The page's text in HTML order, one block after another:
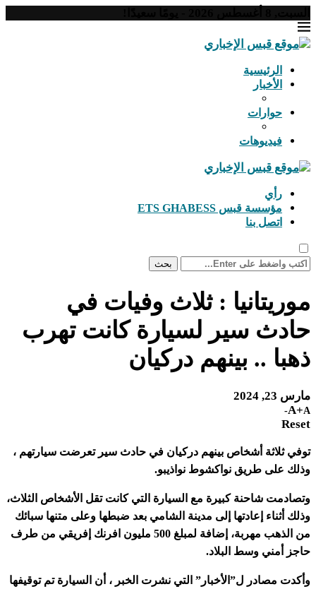
الرئيسية
الأخبار
حوارات
فيديوهات
رأي
مؤسسة قبس ETS GHABESS
اتصل بنا
بحث
موريتانيا : ثلاث وفيات في
حادث سير لسيارة كانت تهرب
ذهبا .. بينهم دركيان
مارس 23, 2024
A+A-
Reset
توفي ثلاثة أشخاص بينهم دركيان في حادث سير تعرضت سيارتهم ،
وذلك على طريق نواكشوط نواذيبو.
وتصادمت شاحنة كبيرة مع السيارة التي كانت تقل الأشخاص الثلاث،
وذلك أثناء إعادتها إلى مدينة الشامي بعد ضبطها وعلى متنها سبائك
من الذهب مهربة، إضافة لمبلغ 500 مليون افرنك إفريقي من طرف
حاجز أمني وسط البلاد.
وأكدت مصادر ل”الأخبار” التي نشرت الخبر ، أن السيارة تم توقيفها